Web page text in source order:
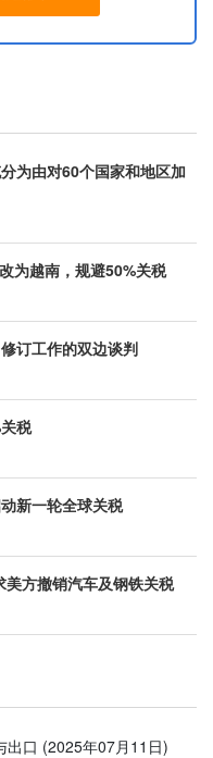
为由对60个国家和地区加
为越南，规避50%关税
订工作的双边谈判
税
新一轮全球关税
方撤销汽车及钢铁关税
出口 (2025年07月11日)